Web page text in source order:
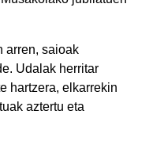
arren, saioak
Udalak herritar
hartzera, elkarrekin
aztertu eta